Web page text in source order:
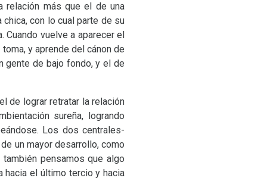
relación más que el de una
con lo cual parte de su
Cuando vuelve a aparecer el
y aprende del cánon de
gente de bajo fondo, y el de
de lograr retratar la relación
sureña, logrando
Los dos centrales-
un mayor desarrollo, como
pensamos que algo
hacia el último tercio y hacia